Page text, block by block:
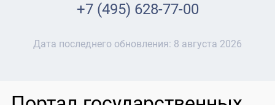
+7 (495) 628-77-00
Дата последнего обновления: 8 августа 2026